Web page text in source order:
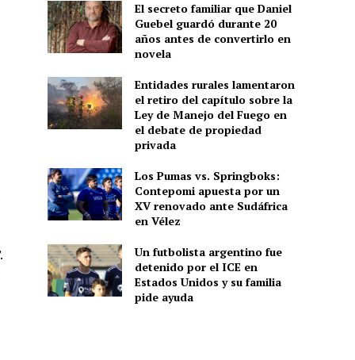
El secreto familiar que Daniel
Guebel guardó durante 20
años antes de convertirlo en
novela
Entidades rurales lamentaron
el retiro del capítulo sobre la
Ley de Manejo del Fuego en
el debate de propiedad
privada
Los Pumas vs. Springboks:
Contepomi apuesta por un
XV renovado ante Sudáfrica
en Vélez
Un futbolista argentino fue
detenido por el ICE en
Estados Unidos y su familia
pide ayuda